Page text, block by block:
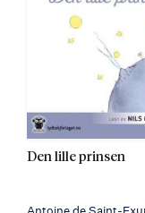
Den lille prinsen